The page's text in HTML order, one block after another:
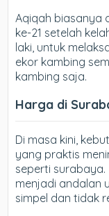
Aqiqah biasanya
ke-21 setelah
laki, untuk
ekor kambing
kambing saja.
Harga di
Di masa kini,
yang praktis
seperti
menjadi andalan
simpel dan tidak